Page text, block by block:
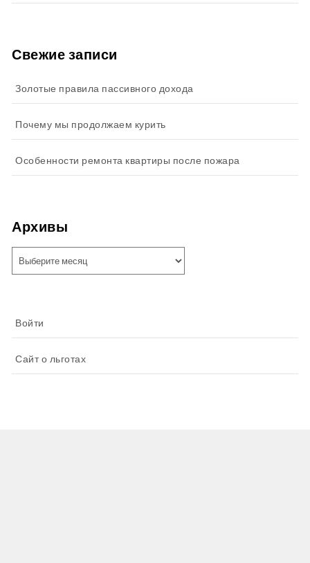
Свежие записи
Золотые правила пассивного дохода
Почему мы продолжаем курить
Особенности ремонта квартиры после пожара
Архивы
Войти
Сайт о льготах